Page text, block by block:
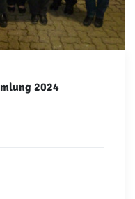
2024